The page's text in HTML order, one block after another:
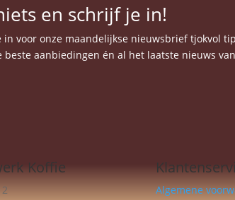
en schrijf je in!
in voor onze maandelijkse nieuwsbrief tjokvol
beste aanbiedingen én al het laatste nieuws
Koffie
Algemene